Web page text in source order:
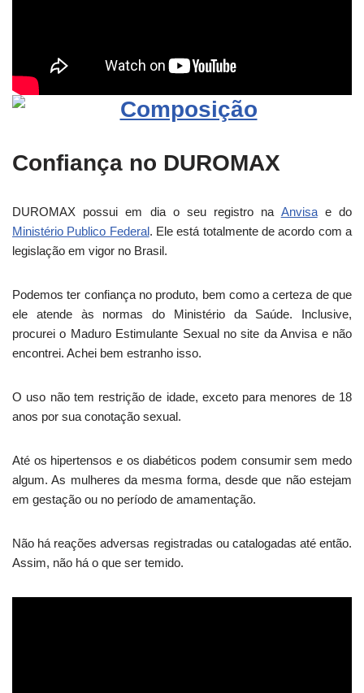
Confiança no DUROMAX
DUROMAX possui em dia o seu registro na Anvisae do
Ministério Publico Federal. Ele está totalmente de acordo com a
legislação em vigor no Brasil.
Podemos ter confiança no produto, bem como a certeza de que
ele atende às normas do Ministério da Saúde. Inclusive,
procurei o Maduro Estimulante Sexual no site da Anvisa e não
encontrei. Achei bem estranho isso.
O uso não tem restrição de idade, exceto para menores de 18
anos por sua conotação sexual.
Até os hipertensos e os diabéticos podem consumir sem medo
algum. As mulheres da mesma forma, desde que não estejam
em gestação ou no período de amamentação.
Não há reações adversas registradas ou catalogadas até então.
Assim, não há o que ser temido.